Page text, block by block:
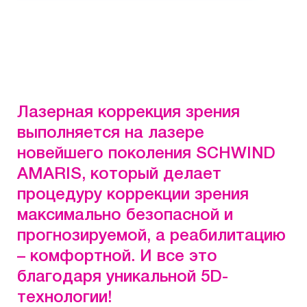
Лазерная коррекция зрения
выполняется на лазере
новейшего поколения SCHWIND
AMARIS, который делает
процедуру коррекции зрения
максимально безопасной и
прогнозируемой, а реабилитацию
– комфортной. И все это
благодаря уникальной 5D-
технологии!